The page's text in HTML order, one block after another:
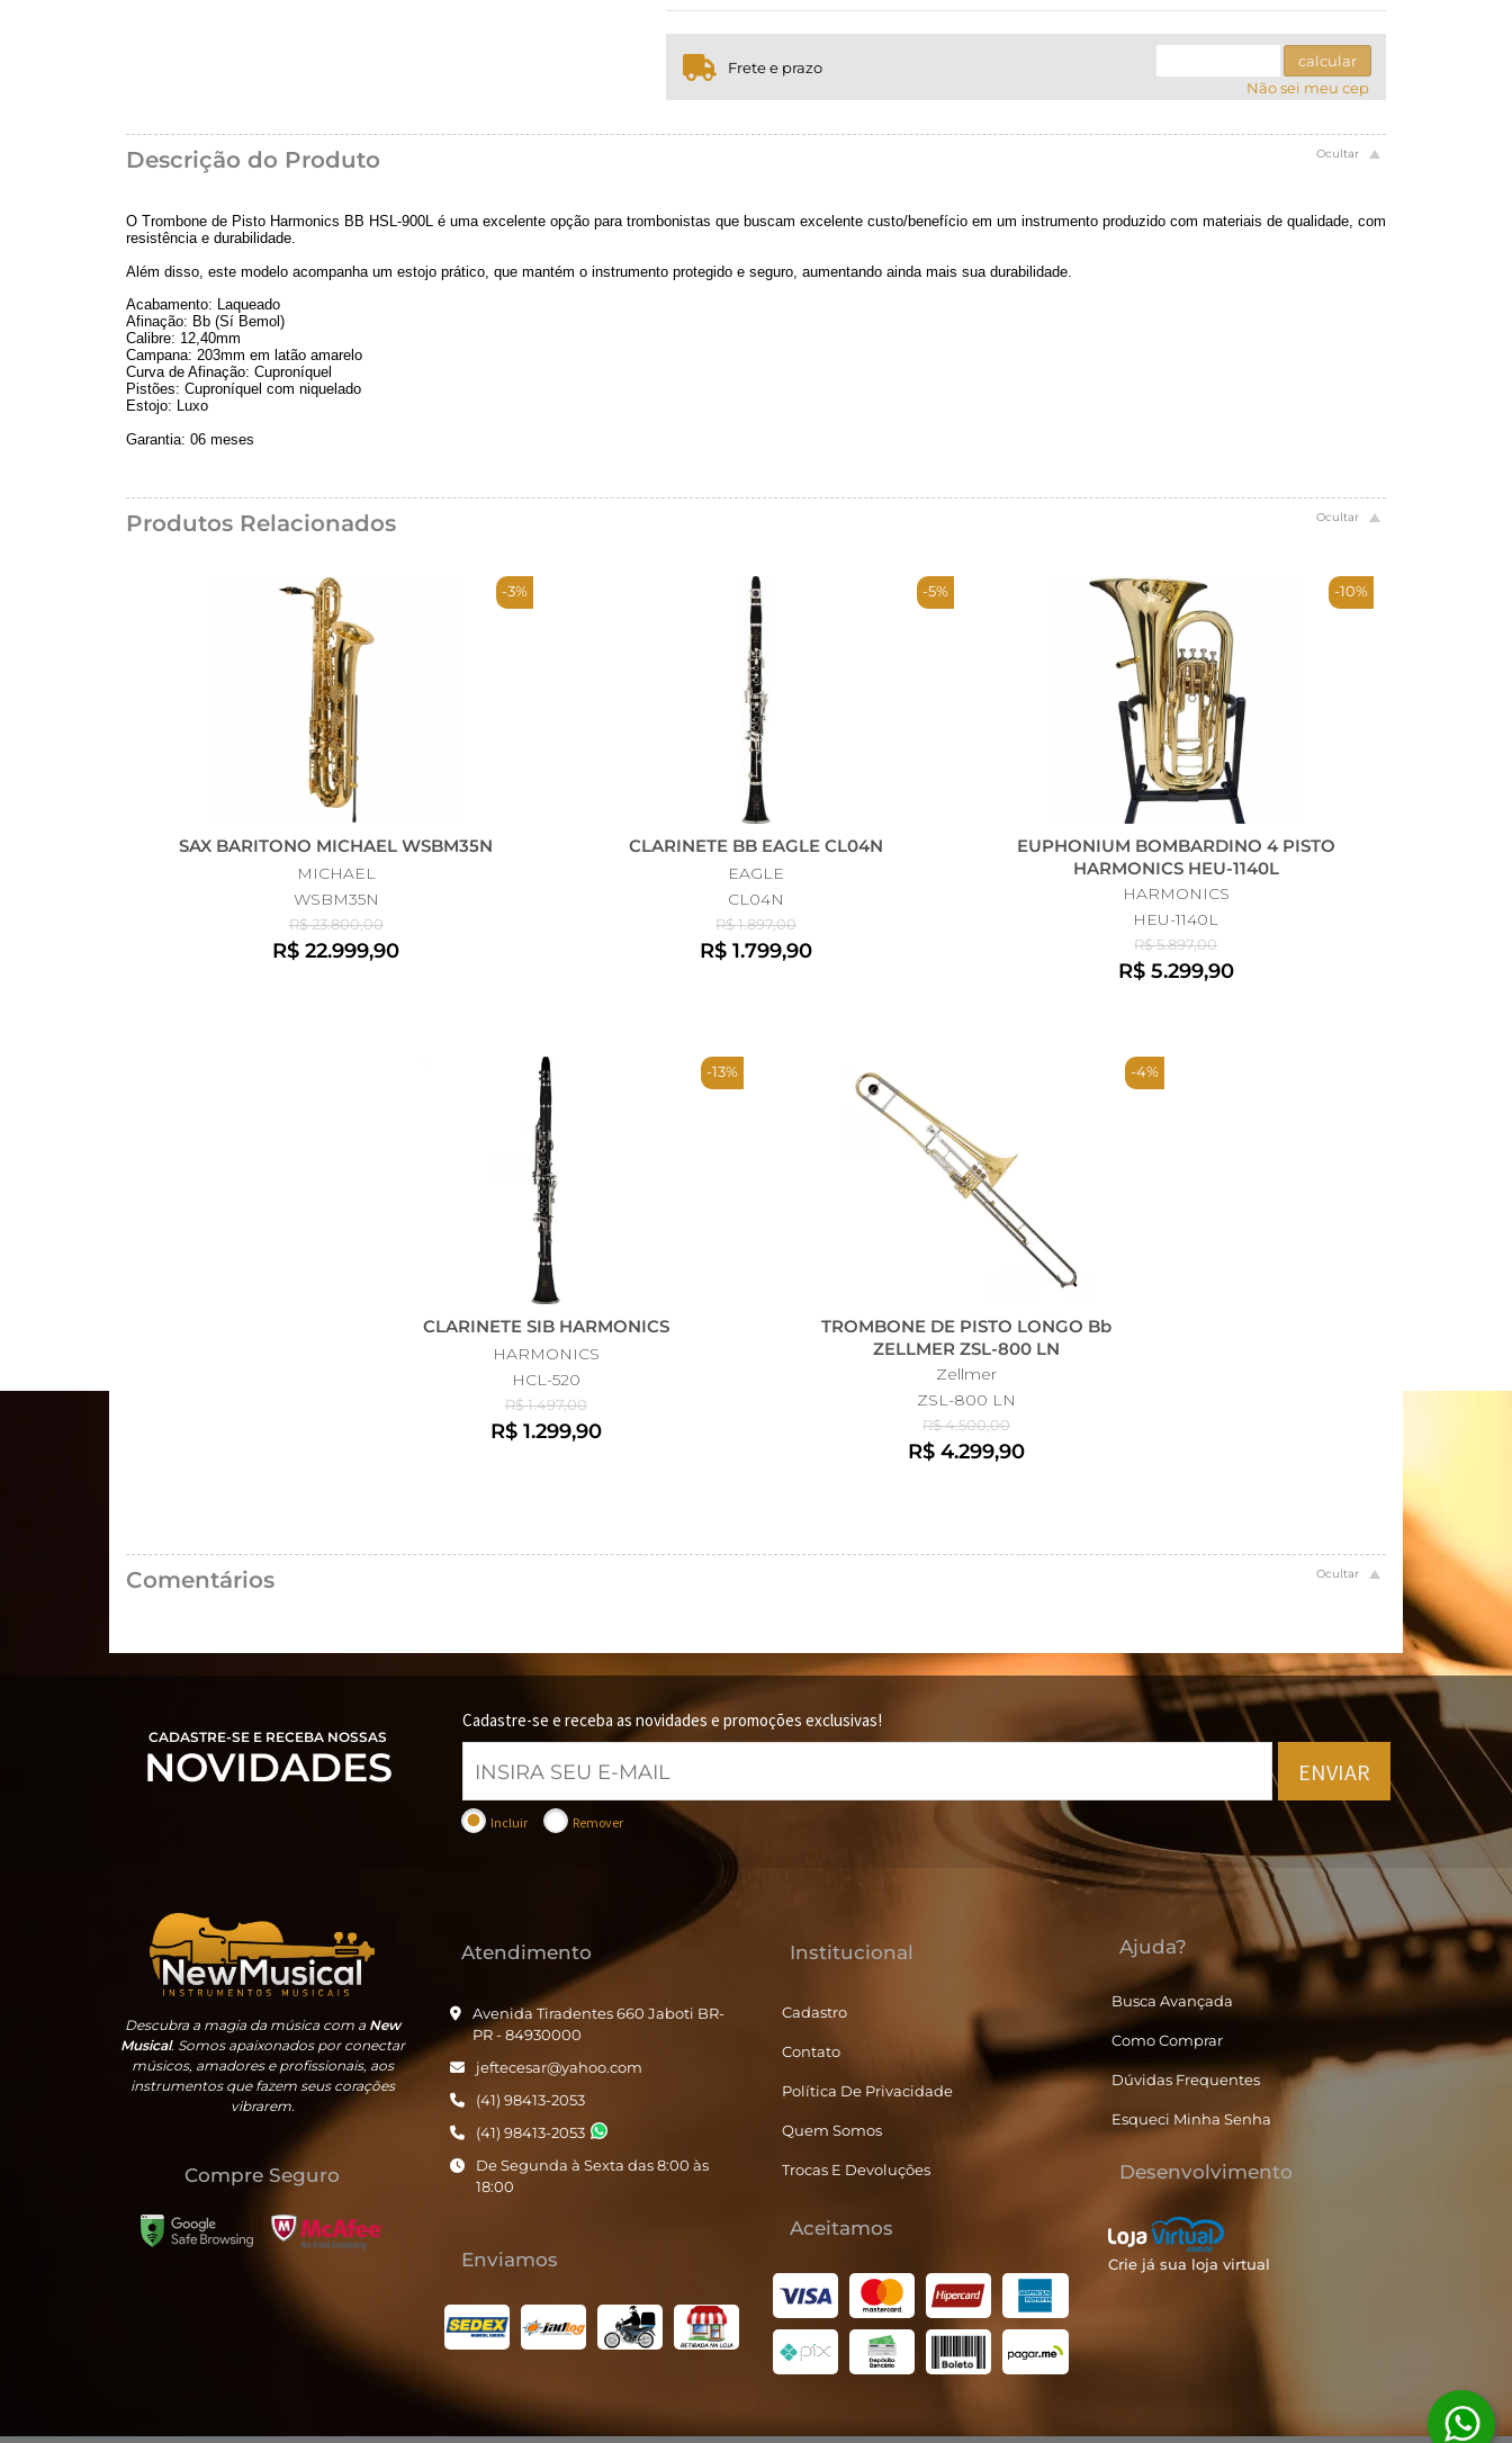
... ...
Frete e prazo
calcular
Não sei meu cep
Descrição do Produto
O Trombone de Pisto Harmonics BB HSL-900L é uma excelente opção para trombonistas que buscam excelente custo/benefício em um instrumento produzido com materiais de qualidade, com
resistência e durabilidade.
Além disso, este modelo acompanha um estojo prático, que mantém o instrumento protegido e seguro, aumentando ainda mais sua durabilidade.
Acabamento: Laqueado
Afinação: Bb (Sí Bemol)
Calibre: 12,40mm
Campana: 203mm em latão amarelo
Curva de Afinação: Cuproníquel
Pistões: Cuproníquel com niquelado
Estojo: Luxo
Garantia: 06 meses
Produtos Relacionados
-3%
SAX BARITONO MICHAEL WSBM35N
MICHAEL
WSBM35N
R$ 23.800,00
R$ 22.999,90
-5%
CLARINETE BB EAGLE CL04N
EAGLE
CL04N
R$ 1.897,00
R$ 1.799,90
-10%
EUPHONIUM BOMBARDINO 4 PISTO
HARMONICS HEU-1140L
HARMONICS
HEU-1140L
R$ 5.897,00
R$ 5.299,90
-13%
CLARINETE SIB HARMONICS
HARMONICS
HCL-520
R$ 1.497,00
R$ 1.299,90
-4%
TROMBONE DE PISTO LONGO Bb
ZELLMER ZSL-800 LN
Zellmer
ZSL-800 LN
R$ 4.500,00
R$ 4.299,90
Comentários
CADASTRE-SE E RECEBA NOSSAS
NOVIDADES
Cadastre-se e receba as novidades e promoções exclusivas!
ENVIAR
Incluir Remover
Descubra a magia da música com a New
Musical. Somos apaixonados por conectar
músicos, amadores e profissionais, aos
instrumentos que fazem seus corações
vibrarem.
Compre Seguro
Atendimento
Avenida Tiradentes 660 Jaboti BR-
PR - 84930000
jeftecesar@yahoo.com
(41) 98413-2053
(41) 98413-2053
De Segunda à Sexta das 8:00 às
18:00
Enviamos
Institucional
Cadastro
Contato
Política De Privacidade
Quem Somos
Trocas E Devoluções
Aceitamos
Ajuda?
Busca Avançada
Como Comprar
Dúvidas Frequentes
Esqueci Minha Senha
Desenvolvimento
Crie já sua loja virtual
Há algumas horas